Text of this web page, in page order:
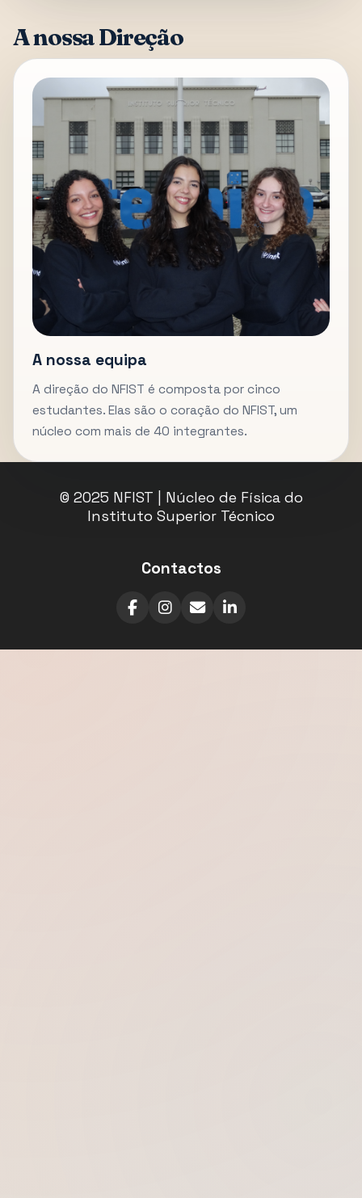
A nossa Direção
A nossa equipa
A direção do NFIST é composta por cinco
estudantes. Elas são o coração do NFIST, um
núcleo com mais de 40 integrantes.
© 2025 NFIST | Núcleo de Física do
Instituto Superior Técnico
Contactos